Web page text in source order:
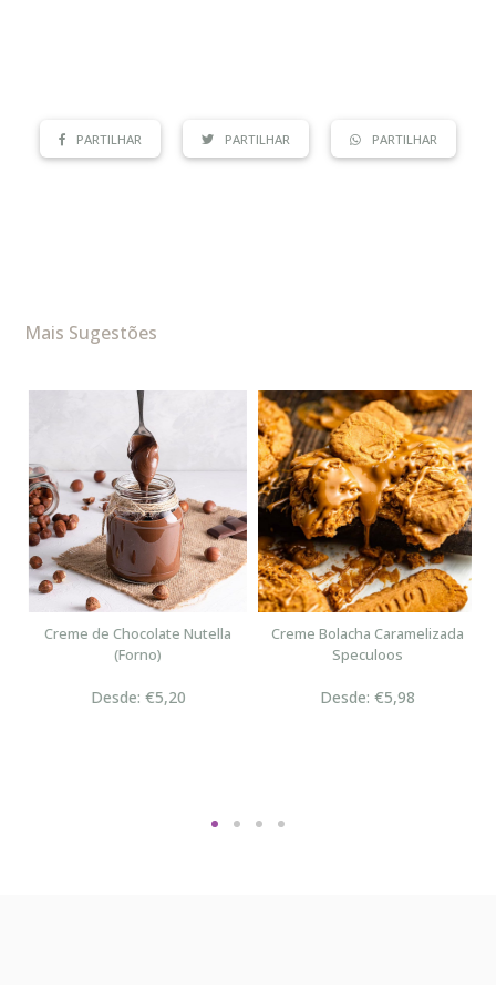
PARTILHAR PARTILHAR PARTILHAR
Mais Sugestões
Creme de Chocolate Nutella
(Forno)
Desde: €5,20
Creme Bolacha Caramelizada
Speculoos
Desde: €5,98